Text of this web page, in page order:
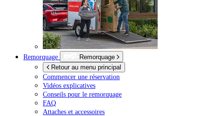
Remorquage
Remorquage
Retour au menu principal
Commencer une réservation
Vidéos explicatives
Conseils pour le remorquage
FAQ
Attaches et accessoires